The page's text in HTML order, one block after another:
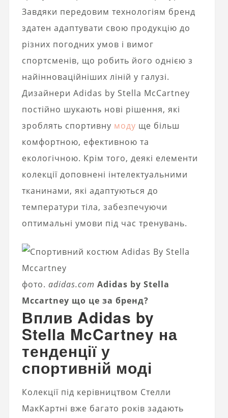
Завдяки передовим технологіям бренд
здатен адаптувати свою продукцію до
різних погодних умов і вимог
спортсменів, що робить його однією з
найінноваційніших ліній у галузі.
Дизайнери Adidas by Stella McCartney
постійно шукають нові рішення, які
зроблять спортивну моду ще більш
комфортною, ефективною та
екологічною. Крім того, деякі елементи
колекції доповнені інтелектуальними
тканинами, які адаптуються до
температури тіла, забезпечуючи
оптимальні умови під час тренувань.
фото. adidas.com Adidas by Stella
Mccartney що це за бренд?
Вплив Adidas by
Stella McCartney на
тенденції у
спортивній моді
Колекції під керівництвом Стелли
МакКартні вже багато років задають